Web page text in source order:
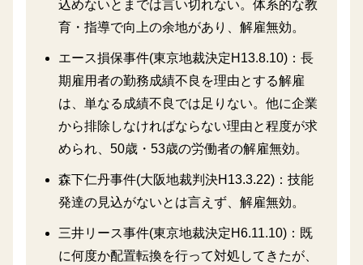
込めないとまでは言い切れない。体系的な教
育・指導で向上の余地があり、解雇無効。
エース損保事件(東京地裁決定H13.8.10)：長
期雇用者の勤務成績不良を理由とする解雇
は、単なる成績不良では足りない。他に企業
から排除しなければならない理由と程度が求
められ、50歳・53歳の労働者の解雇無効。
森下仁丹事件(大阪地裁判決H13.3.22)：技能
発達の見込がないとは言えず、解雇無効。
三井リース事件(東京地裁決定H6.11.10)：既
に何度か配置転換を行って対処してきたが、